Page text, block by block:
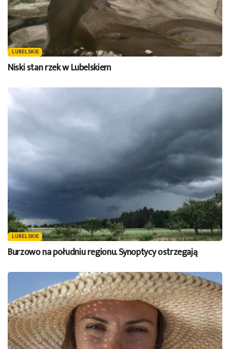
LUBELSKIE
Niski stan rzek w Lubelskiem
LUBELSKIE
Burzowo na południu regionu. Synoptycy ostrzegają